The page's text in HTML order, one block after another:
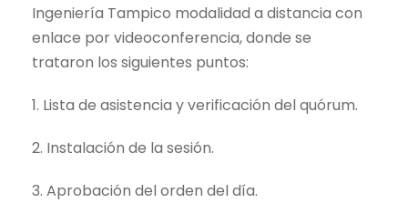
Ingeniería Tampico modalidad a distancia con
enlace por videoconferencia, donde se
trataron los siguientes puntos:
1. Lista de asistencia y verificación del quórum.
2. Instalación de la sesión.
3. Aprobación del orden del día.